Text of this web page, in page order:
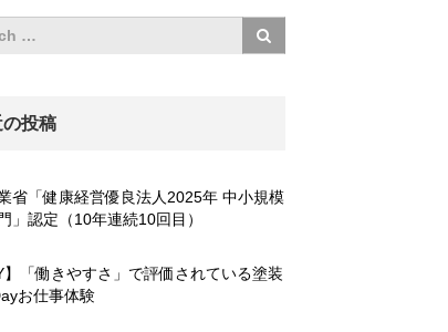
投稿
省「健康経営優良法人2025年 中小規模
」認定（10年連続10回目）
】「働きやすさ」で評価されている塗装
お仕事体験